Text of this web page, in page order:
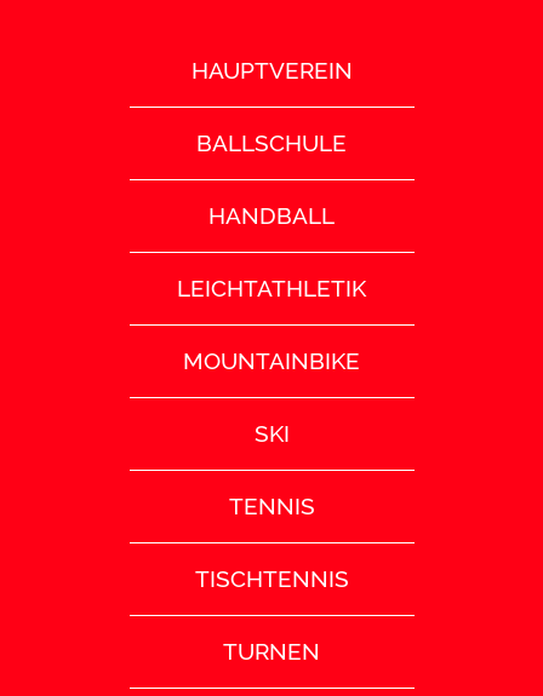
HAUPTVEREIN
BALLSCHULE
HANDBALL
LEICHTATHLETIK
MOUNTAINBIKE
SKI
TENNIS
TISCHTENNIS
TURNEN